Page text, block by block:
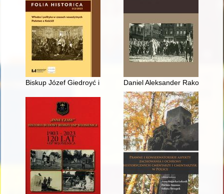
Biskup Józef Giedroyć i duchowieństwo Litwy w służbie
Daniel Aleksander Rakowicz,